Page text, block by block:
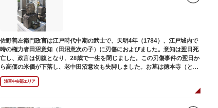
佐野善左衛門政言は江戸時代中期の武士で、天明4年（1784）、江戸城内で
時の権力者田沼意知（田沼意次の子）に刃傷におよびました。意知は翌日死
亡し、政言は切腹となり、28歳で一生を閉じました。この刃傷事件の翌日か
ら高価の米価が下落し、老中田沼意次も失脚しました。お墓は徳本寺（とく
ほんじ）境内にあります。
浅草中央部エリア